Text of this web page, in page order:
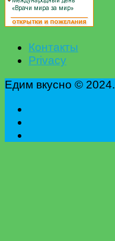
Контакты
Privacy
Едим вкусно ©